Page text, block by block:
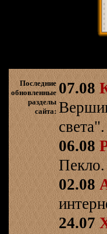
Последние
обновленные
разделы
сайта:
07.08
света".
06.08
02.08
24.07